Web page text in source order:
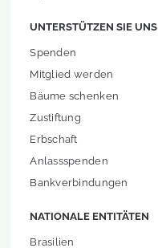
UNTERSTÜTZEN SIE UNS
Spenden
Mitglied werden
Bäume schenken
Zustiftung
Erbschaft
Anlassspenden
Bankverbindungen
NATIONALE ENTITÄTEN
Brasilien